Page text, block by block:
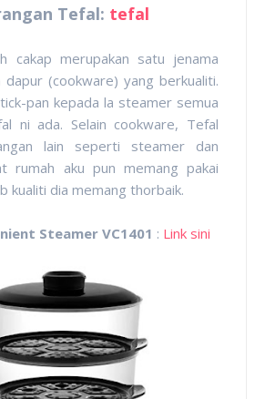
Tefal: tefal
cakap merupakan satu jenama
dapur (cookware) yang berkualiti.
pan kepada la steamer semua
ni ada. Selain cookware, Tefal
lain seperti steamer dan
rumah aku pun memang pakai
kualiti dia memang thorbaik.
Steamer VC1401 : Link sini